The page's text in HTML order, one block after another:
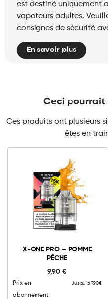
est destiné uniquement
vapoteurs adultes.
consignes de sécurité
En savoir plus
Ceci pourrait
Ces produits ont plusieurs
êtes en
X-ONE PRO – POMME
PÊCHE
9,90€
Prix en
abonnement
Jusqu'à 7.90€
10mg 20mg
ONE
-
Pêche
quantité
Ajouter au panier